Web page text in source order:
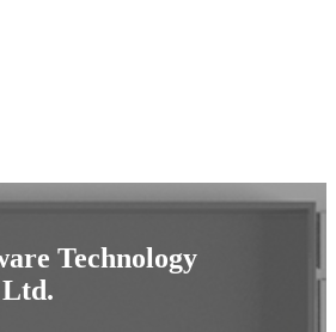
Technology